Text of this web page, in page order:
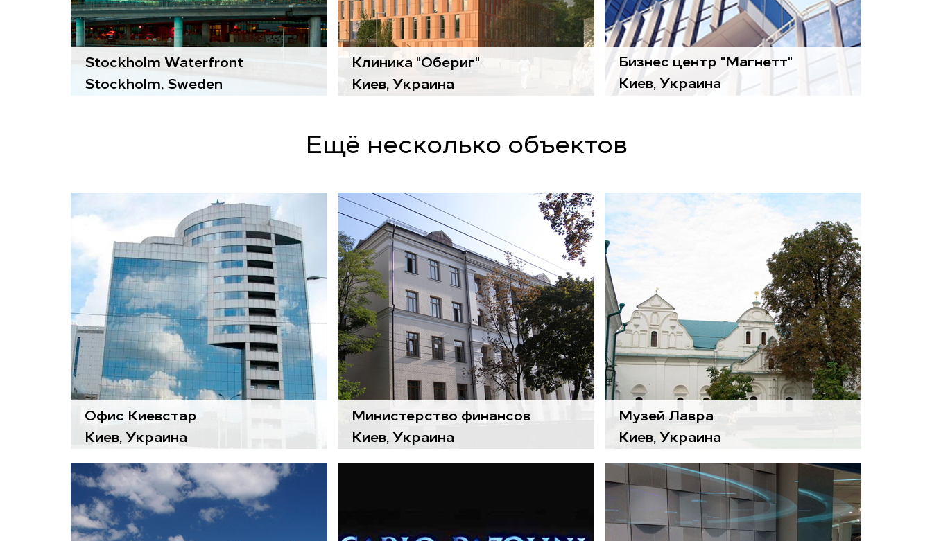
Datatech
Клиника "Обериг"
Киев, Украина
Stockholm Waterfront
Stockholm, Sweden
Бизнес центр "Магнетт"
Киев, Украина
Ещё несколько объектов
Воздухоподготовительные
агрегатыSilver
Чиллеры
Teal W
Воздухоподготовительные
агрегаты
Gold
Воздухоподготовительные
агрегаты
Музей Лавра
Киев, Украина
Воздухоподготовительные
агрегатыGold
Министерство финансов
Киев, Украина
Воздухоподготовительные
агрегатыGold
ДиффузорыEagleиColibri
Офис Киевстар
Киев, Украина